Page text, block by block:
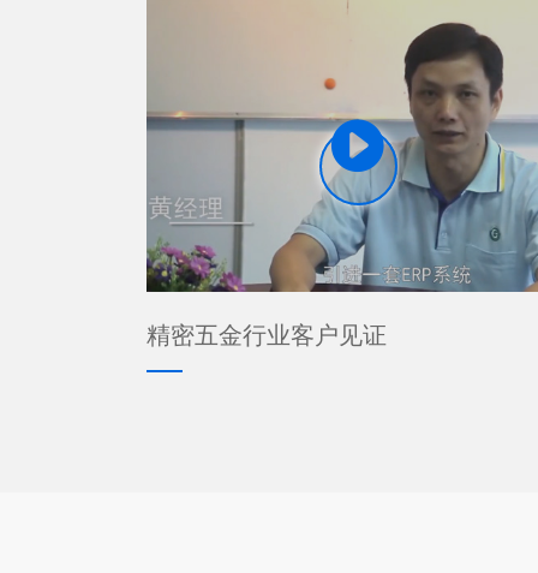

精密五金行业客户见证